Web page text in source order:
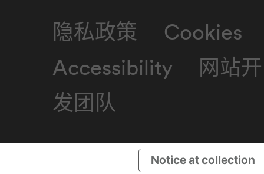
隐私政策
Cookies
Accessibility
网站开
发团队
Notice at collection